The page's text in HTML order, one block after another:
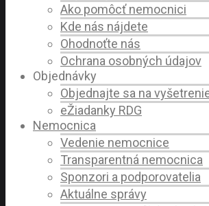
Ako pomôcť nemocnici
Kde nás nájdete
Ohodnoťte nás
Ochrana osobných údajov
Objednávky
Objednajte sa na
eŽiadanky RDG
Nemocnica
Vedenie nemocnice
Transparentná nemocnica
Sponzori a podporovatelia
Aktuálne správy